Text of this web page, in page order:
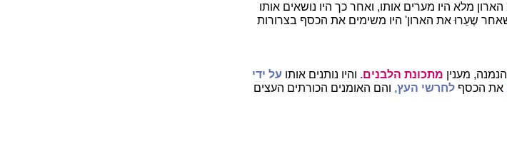
מלא היו מערים אותו, ואחר כך היו נושאים אותו
שֶעֵרוּ את הארון' היו משימים את הכסף בצרורות
מענין מתכונת הלבנים. והיו נותנים אותו על ידי
את הכסף לחרשי העץ, והם האומנים הכורתים העצים